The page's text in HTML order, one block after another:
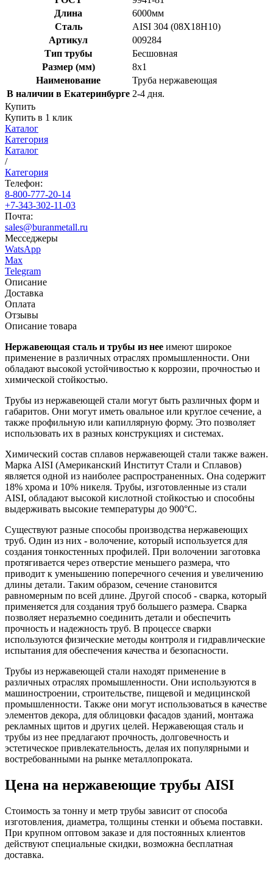
Длина
6000мм
Сталь
AISI 304 (08Х18Н10)
Артикул
009284
Тип трубы
Бесшовная
Размер (мм)
8x1
Наименование
Труба нержавеющая
В наличии в Екатеринбурге 2-4 дня.
Купить
Купить в 1 клик
Каталог
Категория
Каталог
/
Категория
Телефон:
8-800-777-20-14
+7-343-302-11-03
Почта:
sales@buranmetall.ru
Месседжеры
WatsApp
Max
Telegram
Описание
Доставка
Оплата
Отзывы
Описание товара
Нержавеющая сталь и трубы из нее имеют широкое
применение в различных отраслях промышленности. Они
обладают высокой устойчивостью к коррозии, прочностью и
химической стойкостью.
Трубы из нержавеющей стали могут быть различных форм и
габаритов. Они могут иметь овальное или круглое сечение, а
также профильную или капиллярную форму. Это позволяет
использовать их в разных конструкциях и системах.
Химический состав сплавов нержавеющей стали также важен.
Марка AISI (Американский Институт Стали и Сплавов)
является одной из наиболее распространенных. Она содержит
18% хрома и 10% никеля. Трубы, изготовленные из стали
AISI, обладают высокой кислотной стойкостью и способны
выдерживать высокие температуры до 900°С.
Существуют разные способы производства нержавеющих
труб. Один из них - волочение, который используется для
создания тонкостенных профилей. При волочении заготовка
протягивается через отверстие меньшего размера, что
приводит к уменьшению поперечного сечения и увеличению
длины детали. Таким образом, сечение становится
равномерным по всей длине. Другой способ - сварка, который
применяется для создания труб большего размера. Сварка
позволяет неразъемно соединить детали и обеспечить
прочность и надежность труб. В процессе сварки
используются физические методы контроля и гидравлические
испытания для обеспечения качества и безопасности.
Трубы из нержавеющей стали находят применение в
различных отраслях промышленности. Они используются в
машиностроении, строительстве, пищевой и медицинской
промышленности. Также они могут использоваться в качестве
элементов декора, для облицовки фасадов зданий, монтажа
рекламных щитов и других целей. Нержавеющая сталь и
трубы из нее предлагают прочность, долговечность и
эстетическое привлекательность, делая их популярными и
востребованными на рынке металлопроката.
Цена на нержавеющие трубы AISI
Стоимость за тонну и метр трубы зависит от способа
изготовления, диаметра, толщины стенки и объема поставки.
При крупном оптовом заказе и для постоянных клиентов
действуют специальные скидки, возможна бесплатная
доставка.